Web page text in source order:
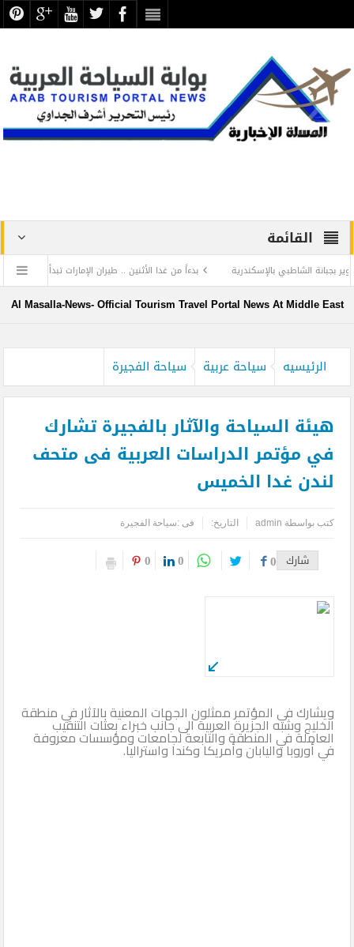
القائمة
بالإسكندرية
بدءاً من غدا الأثنين .. طيران الإمارات تبدأ في استخدام بطاقات
عن الحضارة ترفض الرد المستفز لبطلة كليوباترا وتصدر بيانها الثاني
Al Masalla-News- Official Tourism Travel Portal News At Middle East
الرئيسيه سياحة عربية سياحة الفجيرة
هيئة السياحة والآثار بالفجيرة تشارك
في مؤتمر الدراسات العربية فى متحف
لندن غدا الخميس
كتب بواسطة admin التاريخ: فى :سياحة الفجيرة
شارك 0
0
0
ويشارك في المؤتمر ممثلون الجهات المعنية بالآثار في منطقة
الخليج وشبه الجزيرة العربية الى جانب خبراء بعثات التنقيب
العاملة في المنطقة والتابعة لجامعات ومؤسسات معروفة
في أوروبا واليابان وأمريكا وكندا واستراليا.